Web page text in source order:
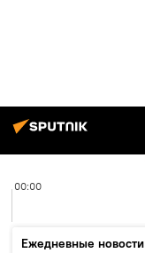
00:00
Ежедневные новости